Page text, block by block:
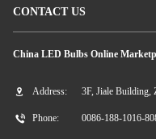
CONTACT US
China LED Bulbs Online
Address: 3F, Jiale Building,
Phone: 0086-188-1016-